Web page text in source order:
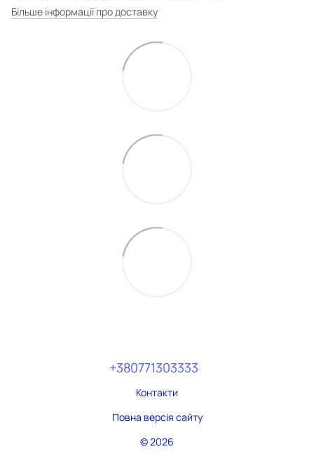
Більше інформації про доставку
+380771303333
Контакти
Повна версія сайту
© 2026